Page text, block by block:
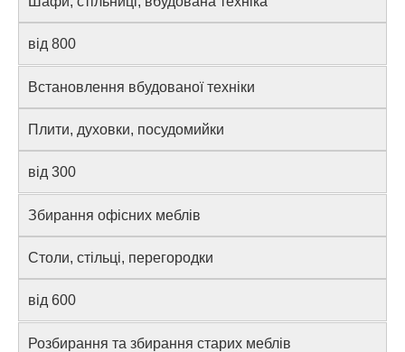
від 800
Встановлення вбудованої техніки
Плити, духовки, посудомийки
від 300
Збирання офісних меблів
Столи, стільці, перегородки
від 600
Розбирання та збирання старих меблів